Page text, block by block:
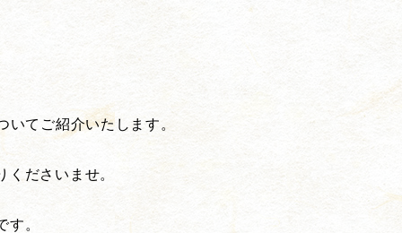
てご紹介いたします。
ださいませ。
。